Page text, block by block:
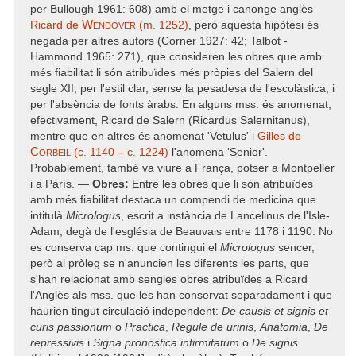
per Bullough 1961: 608) amb el metge i canonge anglès
Ricard de Wendover (m. 1252), però aquesta hipòtesi és
negada per altres autors (Corner 1927: 42; Talbot -
Hammond 1965: 271), que consideren les obres que amb
més fiabilitat li són atribuïdes més pròpies del Salern del
segle XII, per l'estil clar, sense la pesadesa de l'escolàstica, i
per l'absència de fonts àrabs. En alguns mss. és anomenat,
efectivament, Ricard de Salern (Ricardus Salernitanus),
mentre que en altres és anomenat 'Vetulus' i Gilles de
Corbeil (c. 1140 – c. 1224) l'anomena 'Senior'.
Probablement, també va viure a França, potser a Montpeller
i a París. — Obres: Entre les obres que li són atribuïdes
amb més fiabilitat destaca un compendi de medicina que
intitulà Micrologus, escrit a instància de Lancelinus de l'Isle-
Adam, degà de l'església de Beauvais entre 1178 i 1190. No
es conserva cap ms. que contingui el Micrologus sencer,
però al pròleg se n'anuncien les diferents les parts, que
s'han relacionat amb sengles obres atribuïdes a Ricard
l'Anglès als mss. que les han conservat separadament i que
haurien tingut circulació independent: De causis et signis et
curis passionum o Practica, Regule de urinis,Anatomia, De
repressivis i Signa pronostica infirmitatum o De signis